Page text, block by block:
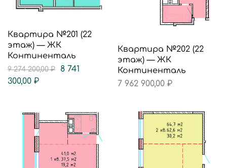
Квартира №201 (22
этаж) — ЖК
Континенталь
9 274 200,00₽
8 741
300,00 ₽
Квартира №202 (22
этаж) — ЖК
Континенталь
7 962 900,00 ₽